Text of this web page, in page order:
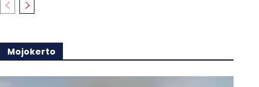
Mojokerto